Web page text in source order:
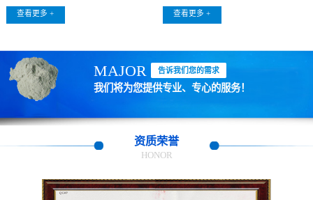
查看更多 + 查看更多 +
MAJOR 告诉我们您的需求
我们将为您提供专业、专心的服务！
资质荣誉
HONOR